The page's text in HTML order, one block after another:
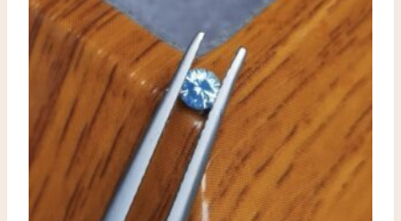
Marketing
Ces cookies servent à vous proposer des publicités
adaptées à vos centres d'intérêt.